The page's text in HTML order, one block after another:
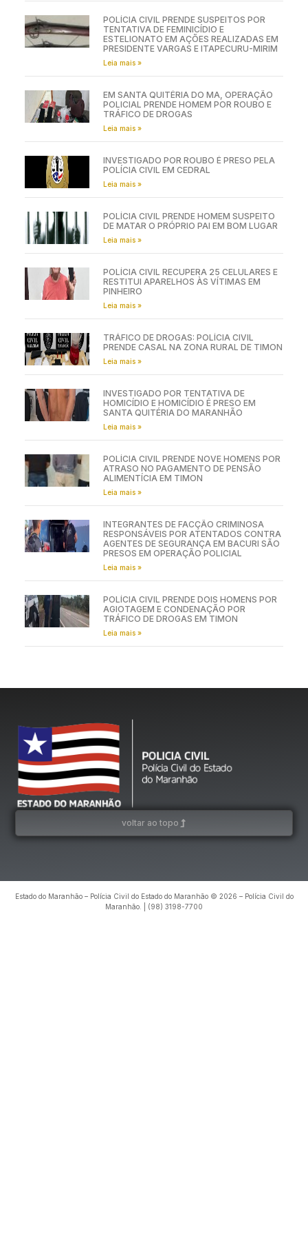
POLÍCIA CIVIL PRENDE SUSPEITOS POR
TENTATIVA DE FEMINICÍDIO E
ESTELIONATO EM AÇÕES REALIZADAS EM
PRESIDENTE VARGAS E ITAPECURU-MIRIM
Leia mais »
EM SANTA QUITÉRIA DO MA, OPERAÇÃO
POLICIAL PRENDE HOMEM POR ROUBO E
TRÁFICO DE DROGAS
Leia mais »
INVESTIGADO POR ROUBO É PRESO PELA
POLÍCIA CIVIL EM CEDRAL
Leia mais »
POLÍCIA CIVIL PRENDE HOMEM SUSPEITO
DE MATAR O PRÓPRIO PAI EM BOM LUGAR
Leia mais »
POLÍCIA CIVIL RECUPERA 25 CELULARES E
RESTITUI APARELHOS ÀS VÍTIMAS EM
PINHEIRO
Leia mais »
TRÁFICO DE DROGAS: POLÍCIA CIVIL
PRENDE CASAL NA ZONA RURAL DE TIMON
Leia mais »
INVESTIGADO POR TENTATIVA DE
HOMICÍDIO E HOMICÍDIO É PRESO EM
SANTA QUITÉRIA DO MARANHÃO
Leia mais »
POLÍCIA CIVIL PRENDE NOVE HOMENS POR
ATRASO NO PAGAMENTO DE PENSÃO
ALIMENTÍCIA EM TIMON
Leia mais »
INTEGRANTES DE FACÇÃO CRIMINOSA
RESPONSÁVEIS POR ATENTADOS CONTRA
AGENTES DE SEGURANÇA EM BACURI SÃO
PRESOS EM OPERAÇÃO POLICIAL
Leia mais »
POLÍCIA CIVIL PRENDE DOIS HOMENS POR
AGIOTAGEM E CONDENAÇÃO POR
TRÁFICO DE DROGAS EM TIMON
Leia mais »
voltar ao topo
Estado do Maranhão – Polícia Civil do Estado do Maranhão © 2026 – Polícia Civil do
Maranhão. | (98) 3198-7700